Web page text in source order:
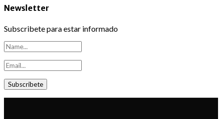
Newsletter
Subscribete para estar informado